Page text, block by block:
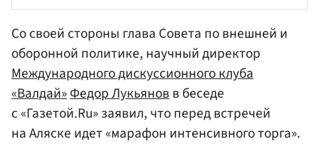
Со своей стороны глава Совета по внешней и
оборонной политике, научный директор
Международного дискуссионного клуба
«Валдай»Федор Лукьяновв беседе
с «Газетой.Ru» заявил, что перед встречей
на Аляске идет «марафон интенсивного торга».